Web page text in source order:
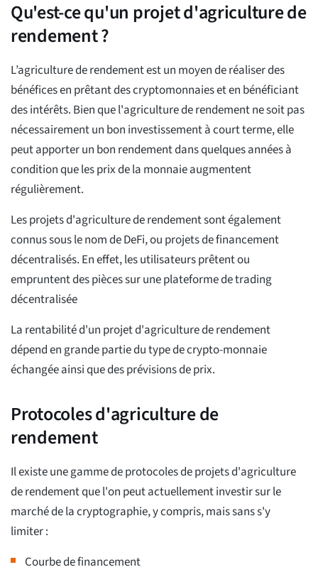
Qu'est-ce qu'un projet d'agriculture de
rendement ?
L’agriculture de rendement est un moyen de réaliser des
bénéfices en prêtant des cryptomonnaies et en bénéficiant
des intérêts. Bien que l'agriculture de rendement ne soit pas
nécessairement un bon investissement à court terme, elle
peut apporter un bon rendement dans quelques années à
condition que les prix de la monnaie augmentent
régulièrement.
Les projets d'agriculture de rendement sont également
connus sous le nom de DeFi, ou projets de financement
décentralisés. En effet, les utilisateurs prêtent ou
empruntent des pièces sur une plateforme de trading
décentralisée
La rentabilité d'un projet d'agriculture de rendement
dépend en grande partie du type de crypto-monnaie
échangée ainsi que des prévisions de prix.
Protocoles d'agriculture de
rendement
Il existe une gamme de protocoles de projets d'agriculture
de rendement que l'on peut actuellement investir sur le
marché de la cryptographie, y compris, mais sans s'y
limiter :
Courbe de financement